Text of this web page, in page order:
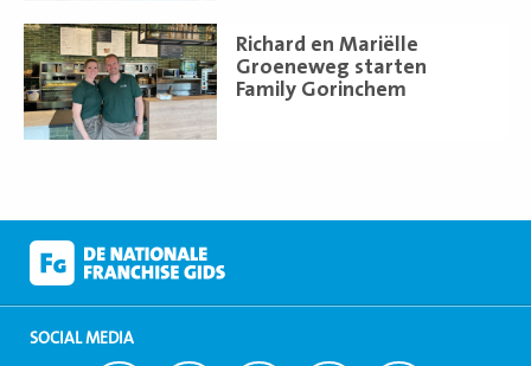
Richard en Mariëlle
Groeneweg starten
Family Gorinchem
Lees
meer
SOCIAL MEDIA